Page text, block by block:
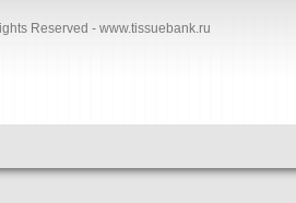
Reserved - www.tissuebank.ru